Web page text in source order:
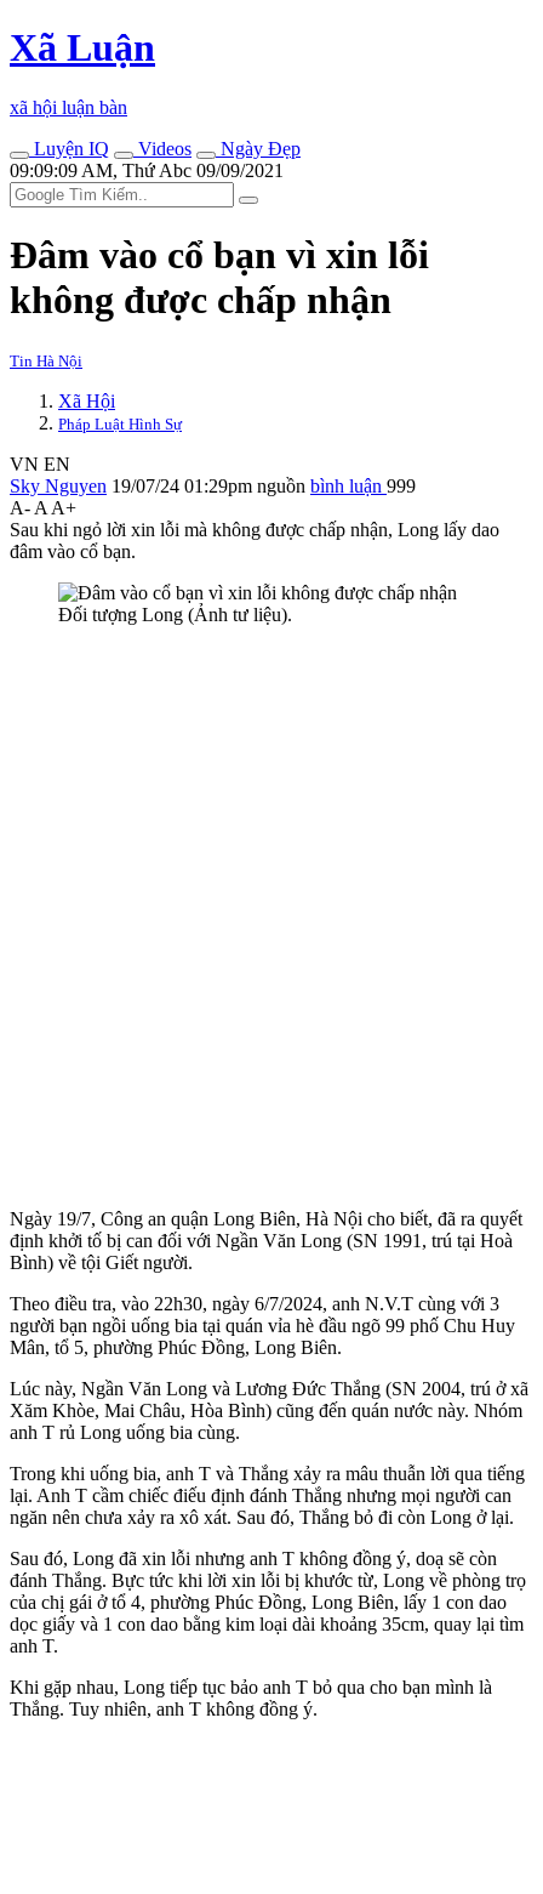
Xã Luận
xã hội luận bàn
Luyện IQ
Videos
Ngày Đẹp
09:09:09 AM, Thứ Abc 09/09/2021
Đâm vào cổ bạn vì xin lỗi
không được chấp nhận
Tin Hà Nội
Xã Hội
Pháp Luật Hình Sự
VN EN
Sky Nguyen 19/07/24 01:29pm nguồn bình luận 999
A- A A+
Sau khi ngỏ lời xin lỗi mà không được chấp nhận, Long lấy dao
đâm vào cổ bạn.
Đối tượng Long (Ảnh tư liệu).
Ngày 19/7, Công an quận Long Biên, Hà Nội cho biết, đã ra quyết
định khởi tố bị can đối với Ngần Văn Long (SN 1991, trú tại Hoà
Bình) về tội Giết người.
Theo điều tra, vào 22h30, ngày 6/7/2024, anh N.V.T cùng với 3
người bạn ngồi uống bia tại quán vỉa hè đầu ngõ 99 phố Chu Huy
Mân, tổ 5, phường Phúc Đồng, Long Biên.
Lúc này, Ngần Văn Long và Lương Đức Thắng (SN 2004, trú ở xã
Xăm Khòe, Mai Châu, Hòa Bình) cũng đến quán nước này. Nhóm
anh T rủ Long uống bia cùng.
Trong khi uống bia, anh T và Thắng xảy ra mâu thuẫn lời qua tiếng
lại. Anh T cầm chiếc điếu định đánh Thắng nhưng mọi người can
ngăn nên chưa xảy ra xô xát. Sau đó, Thắng bỏ đi còn Long ở lại.
Sau đó, Long đã xin lỗi nhưng anh T không đồng ý, doạ sẽ còn
đánh Thắng. Bực tức khi lời xin lỗi bị khước từ, Long về phòng trọ
của chị gái ở tổ 4, phường Phúc Đồng, Long Biên, lấy 1 con dao
dọc giấy và 1 con dao bằng kim loại dài khoảng 35cm, quay lại tìm
anh T.
Khi gặp nhau, Long tiếp tục bảo anh T bỏ qua cho bạn mình là
Thắng. Tuy nhiên, anh T không đồng ý.